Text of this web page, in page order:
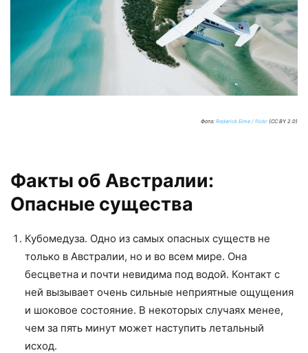
Фото: Roderick Eime / flickr (CC BY 2.0)
Факты об Австралии:
Опасные существа
Кубомедуза. Одно из самых опасных существ не
только в Австралии, но и во всем мире. Она
бесцветна и почти невидима под водой. Контакт с
ней вызывает очень сильные неприятные ощущения
и шоковое состояние. В некоторых случаях менее,
чем за пять минут может наступить летальный
исход.